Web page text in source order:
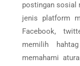
postingan sosial
jenis platform
Facebook,
memilih
memahami